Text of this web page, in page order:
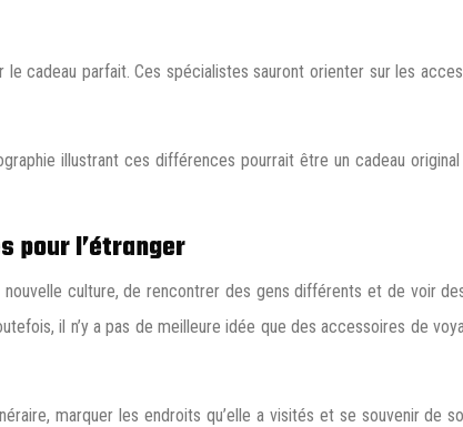
cadeau parfait. Ces spécialistes sauront orienter sur les
illustrant ces différences pourrait être un cadeau
pour l’étranger
culture, de rencontrer des gens différents et de voir
il n’y a pas de meilleure idée que des accessoires de
marquer les endroits qu’elle a visités et se souvenir de